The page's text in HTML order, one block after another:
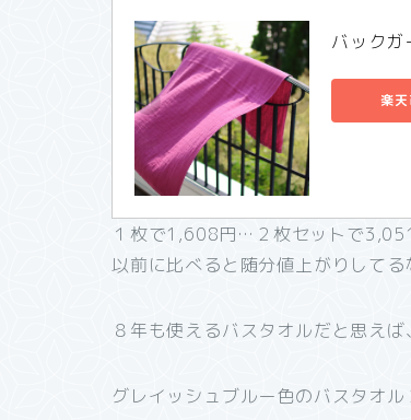
バックガ
楽
１枚で1,608円…２枚セットで
以前に比べると随分値上がりしてる
８年も使えるバスタオルだと思えば
グレイッシュブルー色のバスタオ